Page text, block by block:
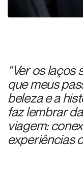
“Ver os
que meus
beleza e a
faz lembrar
viagem:
experiências